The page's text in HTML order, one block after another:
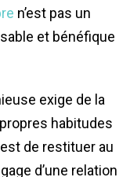
n’est pas un
et bénéfique
exige de la
habitudes
de restituer au
d’une relation